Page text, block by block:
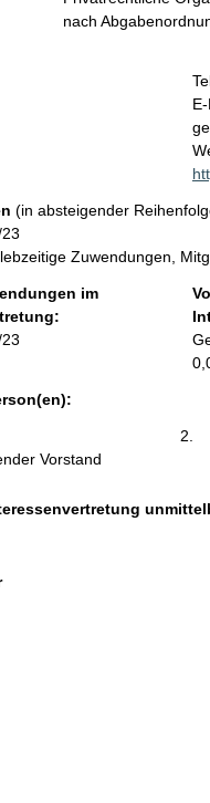
nach
K
o
n
t
a
t
n
f
o
r
m
(in absteigender
Zuwendungen,
im
Vorstand